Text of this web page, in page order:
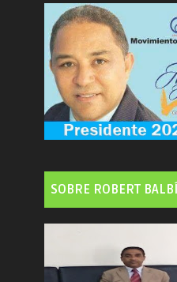
SOBRE ROBERT BALBÍ